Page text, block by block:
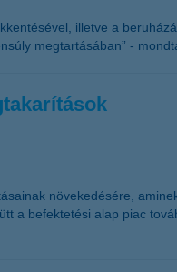
illetve a
megtartásában” -
növekedésére,
a befektetési alap piac